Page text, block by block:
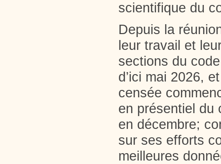
scientifique du
Depuis la
leur travail et
sections du
d’ici mai 2026,
censée
en présentiel du
en décembre;
sur ses efforts
meilleures